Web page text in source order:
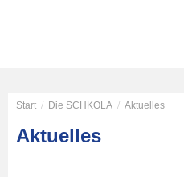
Start / Die SCHKOLA / Aktuelles
Aktuelles